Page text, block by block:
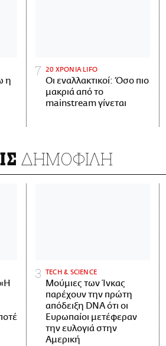
η
20 ΧΡΟΝΙΑ LIFO
Οι εναλλακτικοί: Όσο πιο
μακριά από το
mainstream γίνεται
ΔΗΜΟΦΙΛΗ
ΤECH & SCIENCE
Μούμιες των Ίνκας
παρέχουν την πρώτη
απόδειξη DNA ότι οι
Ευρωπαίοι μετέφεραν
την ευλογιά στην
Αμερική